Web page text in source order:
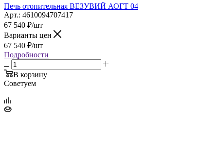
Печь отопительная ВЕЗУВИЙ АОГТ 04
Арт.: 4610094707417
67 540 ₽/шт
Варианты цен
67 540 ₽/шт
Подробности
В корзину
Советуем